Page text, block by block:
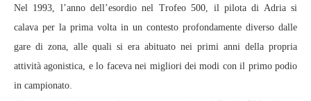
Nel 1993, l’anno dell’esordio nel Trofeo 500, il pilota di Adria si
calava per la prima volta in un contesto profondamente diverso dalle
gare di zona, alle quali si era abituato nei primi anni della propria
attività agonistica, e lo faceva nei migliori dei modi con il primo podio
in campionato.